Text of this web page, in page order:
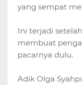
yang sempat
Ini terjadi
membuat
pacarnya dulu.
Adik Olga